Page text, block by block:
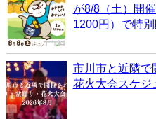
が8/8（土）開
1200円）で特
市川市と近隣で
花火大会スケジ